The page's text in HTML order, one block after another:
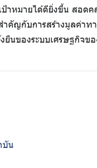
ป้าหมายได้ดียิ่งขึ้น สอ
ญกับการสร้างมูลค่าท
นของระบบเศรษฐกิจขอ
บัน